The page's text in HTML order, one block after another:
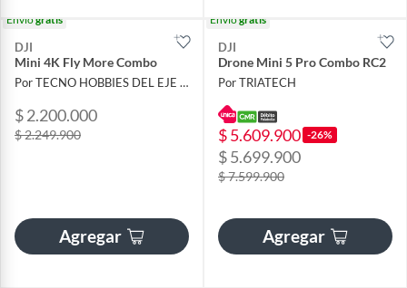
Envíogratis
DJI
Mini 4K Fly More Combo
Por TECNO HOBBIES DEL EJE SAS
$ 2.200.000
$ 2.249.900
Agregar
Envíogratis
DJI
Drone Mini 5 Pro Combo RC2
Por TRIATECH
$ 5.609.900 -26%
$ 5.699.900
$ 7.599.900
Agregar